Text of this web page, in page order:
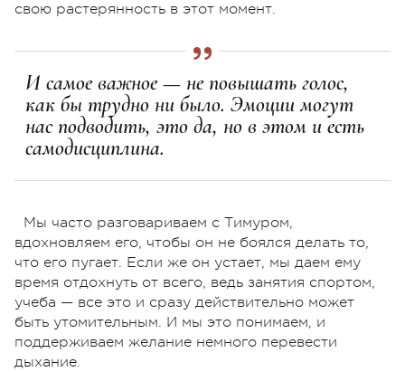
свою растерянность в этот момент.
И самое важное — не повышать голос,
как бы трудно ни было. Эмоции могут
нас подводить, это да, но в этом и есть
самодисциплина.
Мы часто разговариваем с Тимуром,
вдохновляем его, чтобы он не боялся делать то,
что его пугает. Если же он устает, мы даем ему
время отдохнуть от всего, ведь занятия спортом,
учеба — все это и сразу действительно может
быть утомительным. И мы это понимаем, и
поддерживаем желание немного перевести
дыхание.